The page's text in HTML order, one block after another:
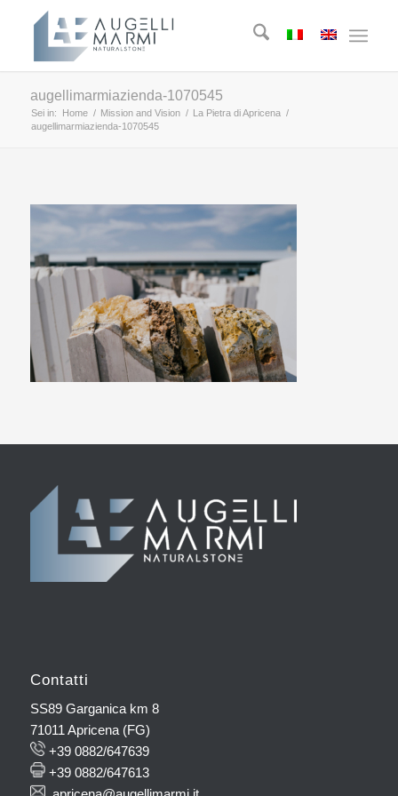
augellimarmiazienda-1070545
Sei in: Home / Mission and Vision / La Pietra di Apricena /
augellimarmiazienda-1070545
Contatti
SS89 Garganica km 8
71011 Apricena (FG)
+39 0882/647639
+39 0882/647613